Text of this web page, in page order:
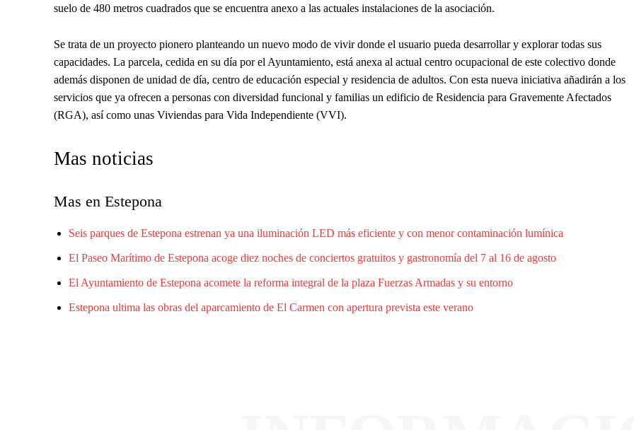
suelo de 480 metros cuadrados que se encuentra anexo a las actuales instalaciones de la asociación.
Se trata de un proyecto pionero planteando un nuevo modo de vivir donde el usuario pueda desarrollar y explorar todas sus
capacidades. La parcela, cedida en su día por el Ayuntamiento, está anexa al actual centro ocupacional de este colectivo donde
además disponen de unidad de día, centro de educación especial y residencia de adultos. Con esta nueva iniciativa añadirán a los
servicios que ya ofrecen a personas con diversidad funcional y familias un edificio de Residencia para Gravemente Afectados
(RGA), así como unas Viviendas para Vida Independiente (VVI).
Mas noticias
Mas en Estepona
Seis parques de Estepona estrenan ya una iluminación LED más eficiente y con menor contaminación lumínica
El Paseo Marítimo de Estepona acoge diez noches de conciertos gratuitos y gastronomía del 7 al 16 de agosto
El Ayuntamiento de Estepona acomete la reforma integral de la plaza Fuerzas Armadas y su entorno
Estepona ultima las obras del aparcamiento de El Carmen con apertura prevista este verano